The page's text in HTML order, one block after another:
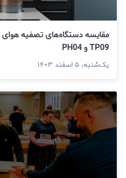
TP09 و PH04
یک‌شنبه، ۵ اسفند ۱۴۰۳